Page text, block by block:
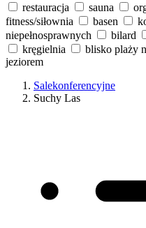
restauracja
sauna
fitness/siłownia
basen
niepełnosprawnych
bilard
kręgielnia
blisko plaży
jeziorem
Salekonferencyjne
Suchy Las